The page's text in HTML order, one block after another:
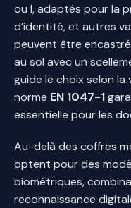
ou I, adaptés pour la
d’identité, et autres
peuvent être
au sol avec un
guide le choix selon la
norme EN 1047-1
essentielle pour les
Au-delà des coffres
optent pour des
biométriques,
reconnaissance